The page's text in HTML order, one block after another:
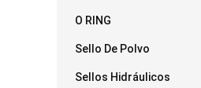
O RING
Sello De Polvo
Sellos Hidráulicos